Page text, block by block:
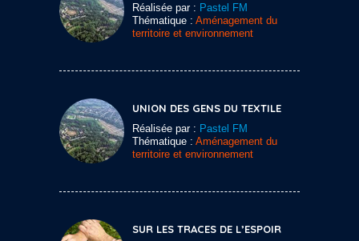
Réalisée par : Pastel FM
Thématique : Aménagement du
territoire et environnement
UNION DES GENS DU TEXTILE
Réalisée par : Pastel FM
Thématique : Aménagement du
territoire et environnement
SUR LES TRACES DE L’ESPOIR